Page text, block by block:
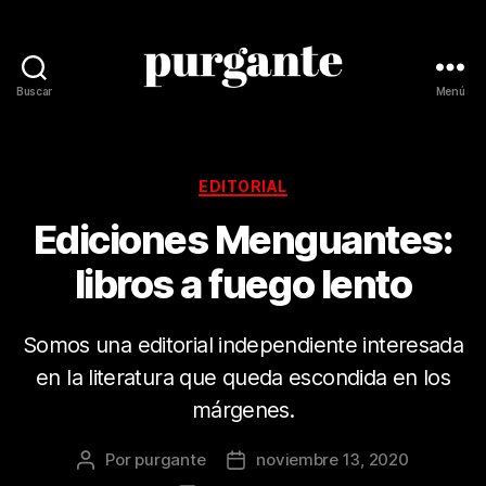
Buscar Menú
Categorías
EDITORIAL
Ediciones Menguantes:
libros a fuego lento
Somos una editorial independiente interesada
en la literatura que queda escondida en los
márgenes.
Autor
Por purgante
Fechanoviembre 13, 2020